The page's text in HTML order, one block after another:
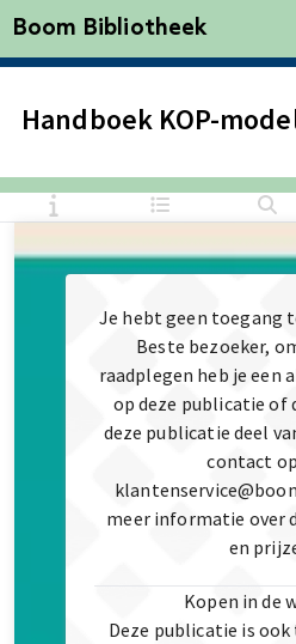
Boom Bibliotheek
Handboek KOP-
Je hebt geen toegang
Beste bezoeker,
raadplegen heb je een
op deze publicatie of
deze publicatie deel
contact
meer informatie over
en
Kopen in de
Deze publicatie is